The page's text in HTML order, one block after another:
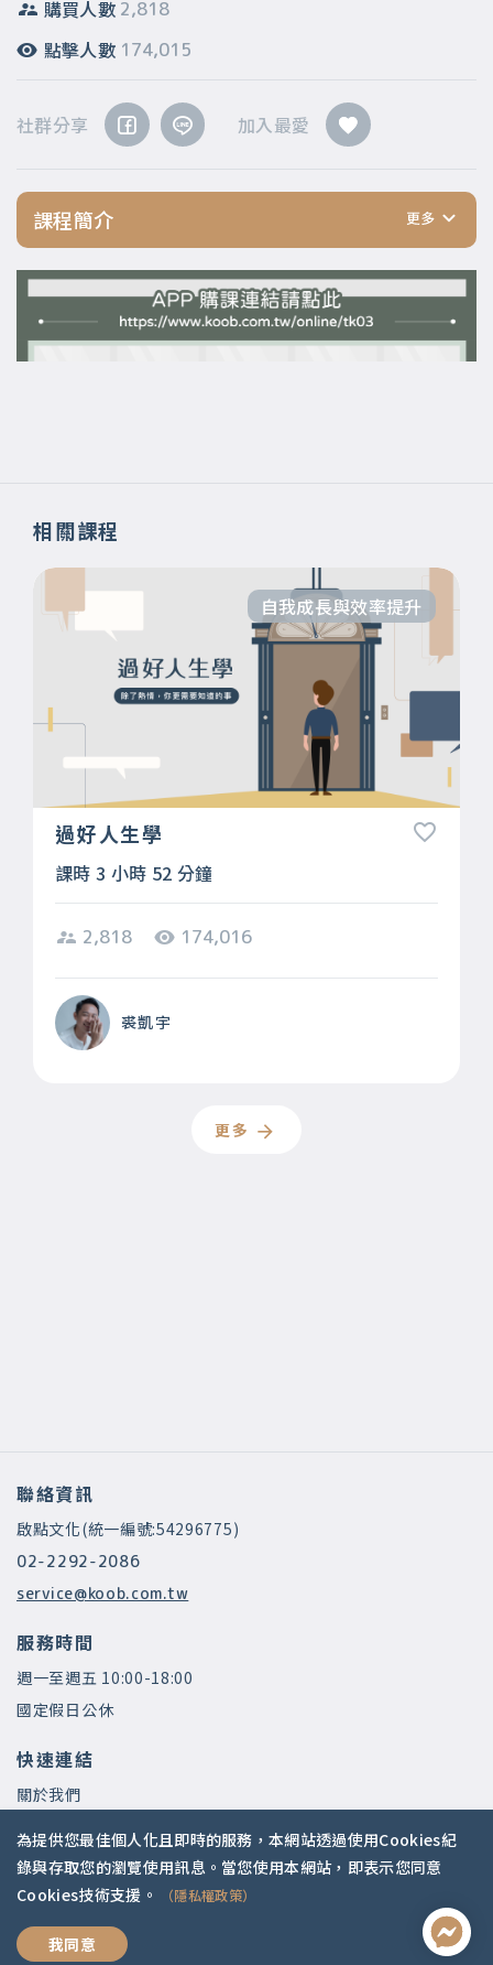
購買人數 2,818
點擊人數 174,015
社群分享 加入最愛
課程簡介
過好人生學
相關課程
自我成長與效率提升
過好人生學
課時 3 小時 52 分鐘
2,818 174,016
裘凱宇
更多
聯絡資訊
啟點文化(統一編號:54296775)
02-2292-2086
service@koob.com.tw
服務時間
週一至週五 10:00-18:00
國定假日公休
快速連結
關於我們
師資陣容
社群媒體
為提供您最佳個人化且即時的服務，本網站透過使用Cookies紀
錄與存取您的瀏覽使用訊息。當您使用本網站，即表示您同意
Cookies技術支援。
（隱私權政策）
我同意